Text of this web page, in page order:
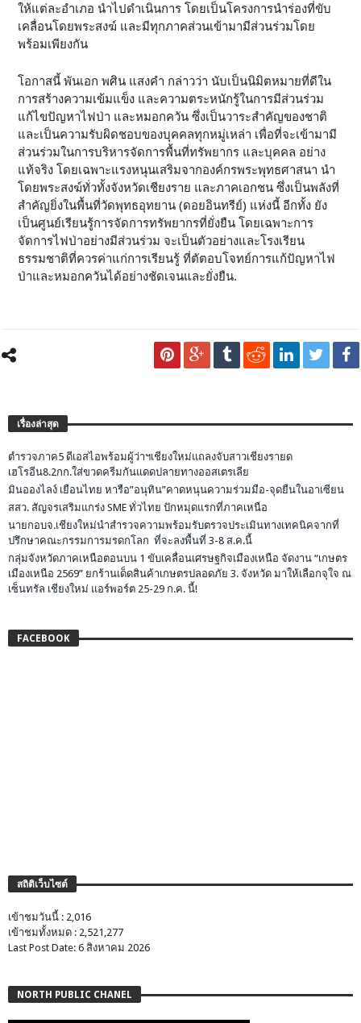
ให้แต่ละอำเภอ นำไปดำเนินการ โดยเป็นโครงการนำร่องที่ขับ
เคลื่อนโดยพระสงฆ์ และมีทุกภาคส่วนเข้ามามีส่วนร่วมโดย
พร้อมเพียงกัน
โอกาสนี้ พันเอก พศิน แสงคำ กล่าวว่า นับเป็นนิมิตหมายที่ดีใน
การสร้างความเข้มแข็ง และความตระหนักรู้ในการมีส่วนร่วม
แก้ไขปัญหาไฟป่า และหมอกควัน ซึ่งเป็นวาระสำคัญของชาติ
และเป็นความรับผิดชอบของบุคคลทุกหมู่เหล่า เพื่อที่จะเข้ามามี
ส่วนร่วมในการบริหารจัดการพื้นที่ทรัพยากร และบุคคล อย่าง
แท้จริง โดยเฉพาะแรงหนุนเสริมจากองค์กรพระพุทธศาสนา นำ
โดยพระสงฆ์ทั่วทั้งจังหวัดเชียงราย และภาคเอกชน ซึ่งเป็นพลังที่
สำคัญยิ่งในพื้นที่วัดพุทธอุทยาน (ดอยอินทรีย์) แห่งนี้ อีกทั้ง ยัง
เป็นศูนย์เรียนรู้การจัดการทรัพยากรที่ยั่งยืน โดยเฉพาะการ
จัดการไฟป่าอย่างมีส่วนร่วม จะเป็นตัวอย่างและโรงเรียน
ธรรมชาติที่ควรค่าแก่การเรียนรู้ ที่ตัตอบโจทย์การแก้ปัญหาไฟ
ป่าและหมอกควันได้อย่างชัดเจนและยั่งยืน.
เรื่องล่าสุด
ตำรวจภาค5 ดีเอสไอพร้อมผู้ว่าฯเชียงใหม่แถลงจับสาวเชียงรายด
เฮโรอีน8.2กก.ใส่ขวดครีมกันแดดปลายทางออสเตรเลีย
มินอองไลง์ เยือนไทย หารือ”อนุทิน”คาดหนุนความร่วมมือ-จุดยืนในอาเซียน
สสว. สัญจรเสริมแกร่ง SME ทั่วไทย ปักหมุดแรกที่ภาคเหนือ
นายกอบจ.เชียงใหม่นำสำรวจความพร้อมรับตรวจประเมินทางเทคนิคจากที่
ปรึกษาคณะกรรมการมรดกโลก ที่จะลงพื้นที่ 3-8 ส.ค.นี้
กลุ่มจังหวัดภาคเหนือตอนบน 1 ขับเคลื่อนเศรษฐกิจเมืองเหนือ จัดงาน “เกษตร
เมืองเหนือ 2569” ยกร้านเด็ดสินค้าเกษตรปลอดภัย 3. จังหวัด มาให้เลือกจุใจ ณ
เซ็นทรัล เชียงใหม่ แอร์พอร์ต 25-29 ก.ค. นี้!
FACEBOOK
สถิติเว็บไซต์
เข้าชมวันนี้ : 2,016
เข้าชมทั้งหมด : 2,521,277
Last Post Date: 6 สิงหาคม 2026
NORTH PUBLIC CHANEL